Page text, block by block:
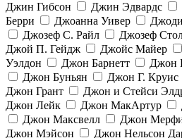
Джин Гибсон
Джин Эдвардс
Берри
Джоанна Уивер
Джозеф С. Райл
Джозеф
Джой П. Гейдж
Джойс Майер
Уэлдон
Джон Барнетт Джон
Джон Буньян
Джон Г. Круис
Джон Грант
Джон и Стейси
Джон Лейк
Джон МакАртур
Джон Максвелл
Джон
Джон Мэйсон
Джон Нельсон